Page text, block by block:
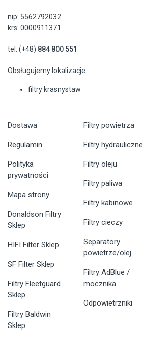
nip: 5562792032
krs: 0000911371
tel. (+48) 884 800 551
Obsługujemy lokalizacje:
filtry krasnystaw
Dostawa
Regulamin
Polityka
prywatności
Mapa strony
Donaldson Filtry
Sklep
HIFI Filter Sklep
SF Filter Sklep
Filtry Fleetguard
Sklep
Filtry Baldwin
Sklep
Filtry powietrza
Filtry hydrauliczne
Filtry oleju
Filtry paliwa
Filtry kabinowe
Filtry cieczy
Separatory
powietrze/olej
Filtry AdBlue /
mocznika
Odpowietrzniki